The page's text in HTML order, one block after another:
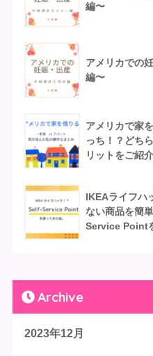
編〜
アメリカでの
編〜
アメリカで家
っち！？どち
リットをご紹介
IKEAライフハ
ない商品を簡
Service Point
Archive
2023年12月